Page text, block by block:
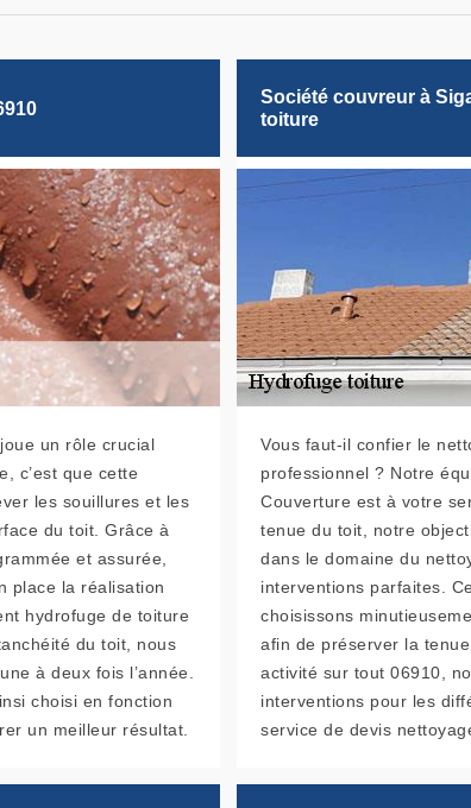
un rôle crucial
c’est que cette
les souillures et les
du toit. Grâce à
et assurée,
place la réalisation
hydrofuge de toiture
du toit, nous
à deux fois l’année.
choisi en fonction
un meilleur résultat.
Société couvreur à
toiture
Vous faut-il confier le
professionnel ? Notre
Couverture est à votre
tenue du toit, notre
dans le domaine du
interventions parfaites.
choisissons
afin de préserver la
activité sur tout 06910,
interventions pour les
service de devis